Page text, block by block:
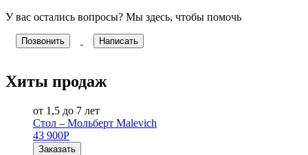
У вас остались вопросы? Мы здесь, чтобы помочь
Позвонить Написать
Хиты продаж
от 1,5 до 7 лет
Стол – Мольберт Malevich
43 900Р
Заказать